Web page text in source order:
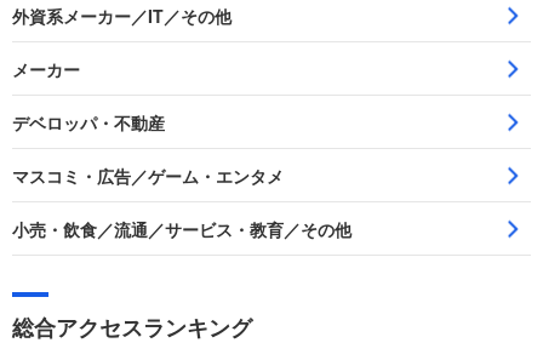
外資系メーカー／IT／その他
メーカー
デベロッパ・不動産
マスコミ・広告／ゲーム・エンタメ
小売・飲食／流通／サービス・教育／その他
総合アクセスランキング